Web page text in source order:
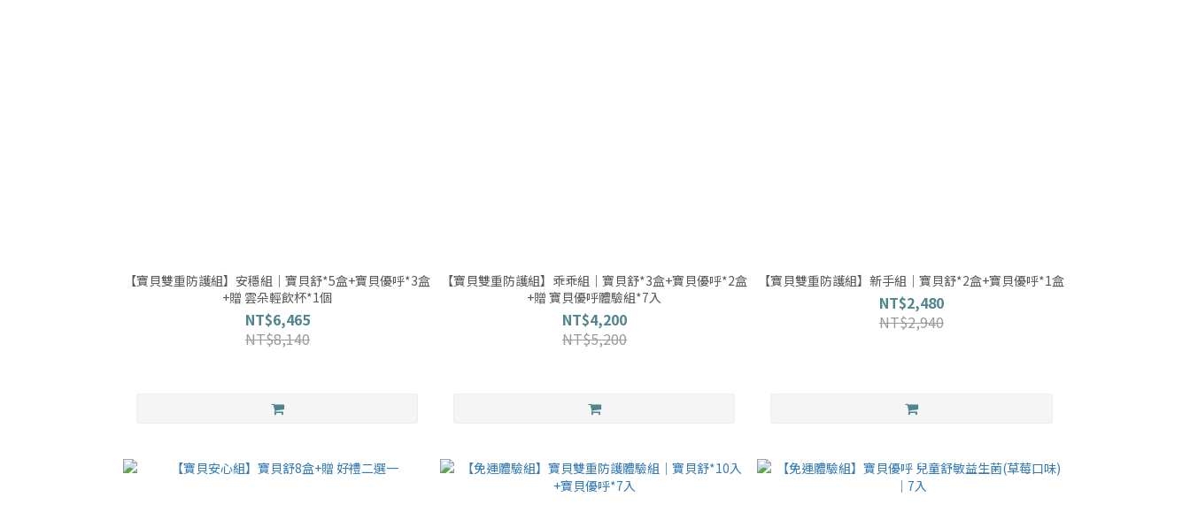
【寶貝雙重防護組】安穩組｜寶貝舒*5盒+寶貝優呼*3盒
+贈 雲朵輕飲杯*1個
NT$6,465
NT$8,140
【寶貝雙重防護組】乖乖組｜寶貝舒*3盒+寶貝優呼*2盒
+贈 寶貝優呼體驗組*7入
NT$4,200
NT$5,200
【寶貝雙重防護組】新手組｜寶貝舒*2盒+寶貝優呼*1盒
NT$2,480
NT$2,940